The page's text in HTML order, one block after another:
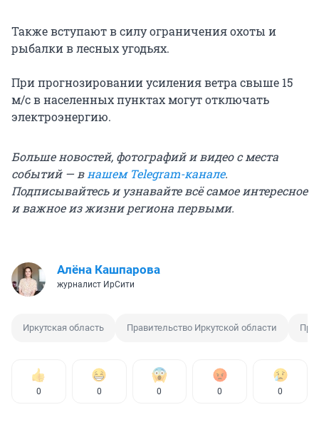
Также вступают в силу ограничения охоты и
рыбалки в лесных угодьях.
При прогнозировании усиления ветра свыше 15
м/с в населенных пунктах могут отключать
электроэнергию.
Больше новостей, фотографий и видео с места
событий — внашем Telegram-канале.
Подписывайтесь и узнавайте всё самое интересное
и важное из жизни региона первыми.
Алёна Кашпарова
журналист ИрСити
Иркутская область Правительство Иркутской области
0 0 0 0 0